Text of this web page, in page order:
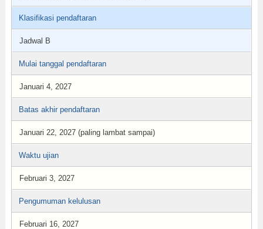
Klasifikasi pendaftaran
Jadwal B
Mulai tanggal pendaftaran
Januari 4, 2027
Batas akhir pendaftaran
Januari 22, 2027 (paling lambat sampai)
Waktu ujian
Februari 3, 2027
Pengumuman kelulusan
Februari 16, 2027